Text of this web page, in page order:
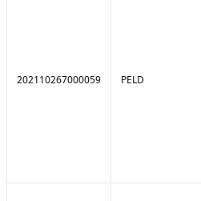
202110267000059 PELD